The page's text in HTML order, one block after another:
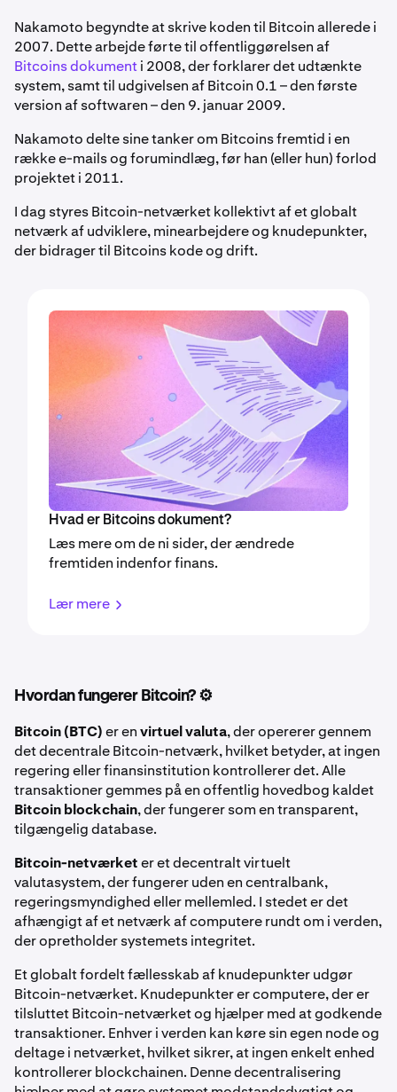
Nakamoto begyndte at skrive koden til Bitcoin allerede i
2007. Dette arbejde førte til offentliggørelsen af
Bitcoins dokumenti 2008, der forklarer det udtænkte
system, samt til udgivelsen af Bitcoin 0.1 – den første
version af softwaren – den 9. januar 2009.
Nakamoto delte sine tanker om Bitcoins fremtid i en
række e-mails og forumindlæg, før han (eller hun) forlod
projektet i 2011.
I dag styres Bitcoin-netværket kollektivt af et globalt
netværk af udviklere, minearbejdere og knudepunkter,
der bidrager til Bitcoins kode og drift.
Hvad er Bitcoins dokument?
Læs mere om de ni sider, der ændrede
fremtiden indenfor finans.
Lær mere
Hvordan fungerer Bitcoin? ⚙️
Bitcoin (BTC)er envirtuel valuta, der opererer gennem
det decentrale Bitcoin-netværk, hvilket betyder, at ingen
regering eller finansinstitution kontrollerer det. Alle
transaktioner gemmes på en offentlig hovedbog kaldet
Bitcoin blockchain, der fungerer som en transparent,
tilgængelig database.
Bitcoin-netværketer et decentralt virtuelt
valutasystem, der fungerer uden en centralbank,
regeringsmyndighed eller mellemled. I stedet er det
afhængigt af et netværk af computere rundt om i verden,
der opretholder systemets integritet.
Et globalt fordelt fællesskab af knudepunkter udgør
Bitcoin-netværket. Knudepunkter er computere, der er
tilsluttet Bitcoin-netværket og hjælper med at godkende
transaktioner. Enhver i verden kan køre sin egen node og
deltage i netværket, hvilket sikrer, at ingen enkelt enhed
kontrollerer blockchainen. Denne decentralisering